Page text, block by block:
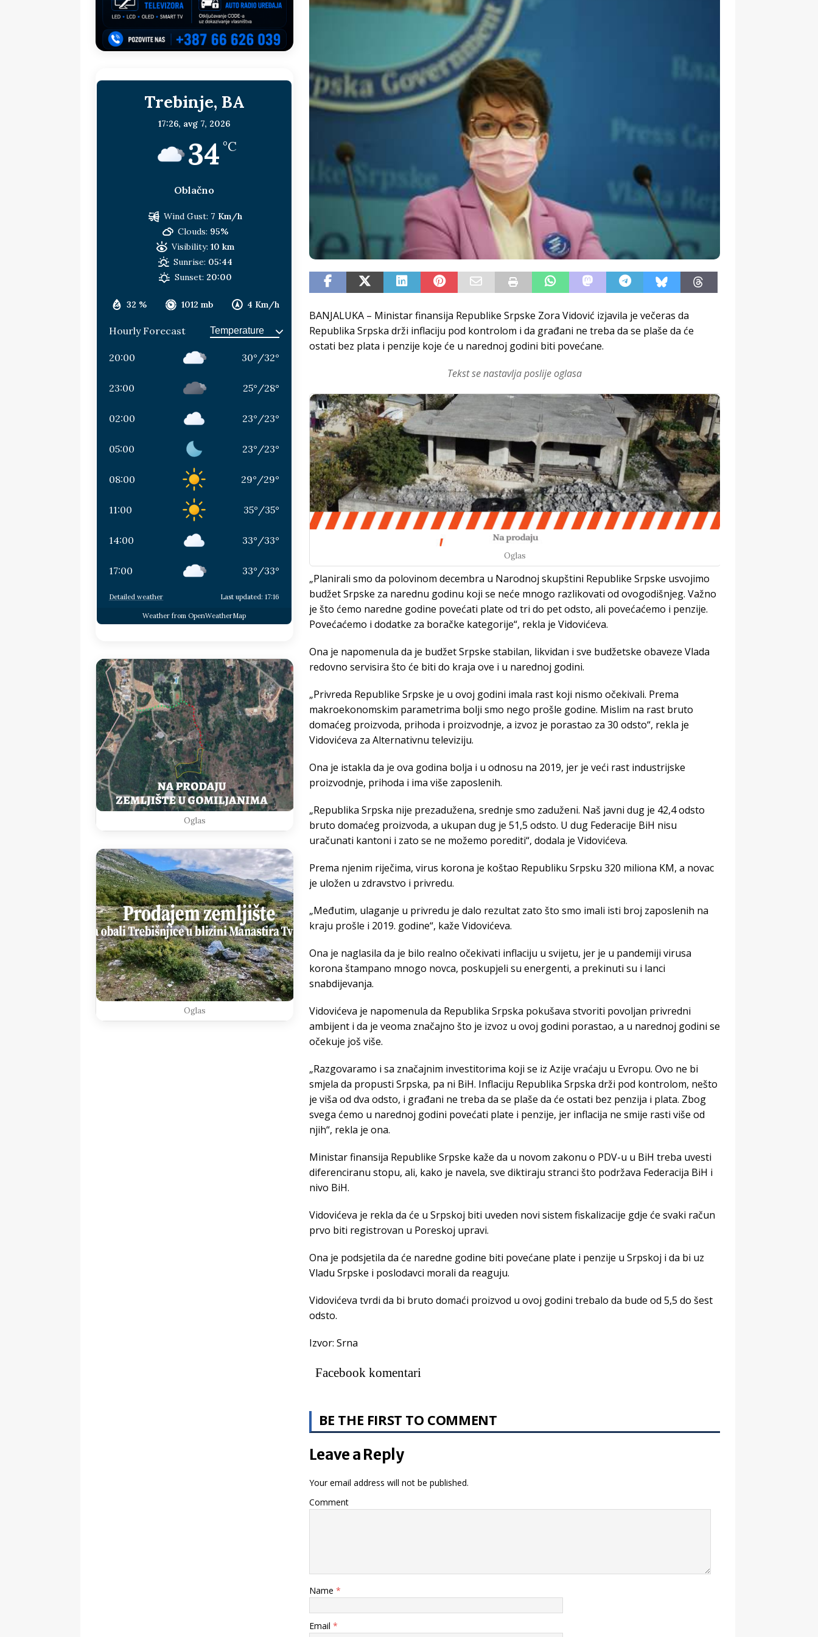
sljedeća meta!? BOSNA I HERCEGOVINA
[ 14. jul 2026. ] Budimiru je jako žao!
LIČNI STAV
[ 11. jul 2026. ] Ako se povučemo i sve im prepustimo, ostaće nam samo siledžije i tišina BOSNA I
HERCEGOVINA
[ 9. jul 2026. ] RTRS-u blokirani svi računi
[ 30. jul 2026. ] Uhapšen bivši gradonačelnik Splita, Željko Kerum
BANJALUKA – Ministar finansija Republike Srpske Zora Vidović izjavila je večeras da
Republika Srpska drži inflaciju pod kontrolom i da građani ne treba da se plaše da će
ostati bez plata i penzije koje će u narednoj godini biti povećane.
Tekst se nastavlja poslije oglasa
Oglas
„Planirali smo da polovinom decembra u Narodnoj skupštini Republike Srpske usvojimo
budžet Srpske za narednu godinu koji se neće mnogo razlikovati od ovogodišnjeg. Važno
je što ćemo naredne godine povećati plate od tri do pet odsto, ali povećaćemo i penzije.
Povećaćemo i dodatke za boračke kategorije“, rekla je Vidovićeva.
Ona je napomenula da je budžet Srpske stabilan, likvidan i sve budžetske obaveze Vlada
redovno servisira što će biti do kraja ove i u narednoj godini.
„Privreda Republike Srpske je u ovoj godini imala rast koji nismo očekivali. Prema
makroekonomskim parametrima bolji smo nego prošle godine. Mislim na rast bruto
domaćeg proizvoda, prihoda i proizvodnje, a izvoz je porastao za 30 odsto“, rekla je
Vidovićeva za Alternativnu televiziju.
Ona je istakla da je ova godina bolja i u odnosu na 2019, jer je veći rast industrijske
proizvodnje, prihoda i ima više zaposlenih.
„Republika Srpska nije prezadužena, srednje smo zaduženi. Naš javni dug je 42,4 odsto
bruto domaćeg proizvoda, a ukupan dug je 51,5 odsto. U dug Federacije BiH nisu
uračunati kantoni i zato se ne možemo porediti“, dodala je Vidovićeva.
Prema njenim riječima, virus korona je koštao Republiku Srpsku 320 miliona KM, a novac
je uložen u zdravstvo i privredu.
„Međutim, ulaganje u privredu je dalo rezultat zato što smo imali isti broj zaposlenih na
kraju prošle i 2019. godine“, kaže Vidovićeva.
Ona je naglasila da je bilo realno očekivati inflaciju u svijetu, jer je u pandemiji virusa
korona štampano mnogo novca, poskupjeli su energenti, a prekinuti su i lanci
snabdijevanja.
Vidovićeva je napomenula da Republika Srpska pokušava stvoriti povoljan privredni
ambijent i da je veoma značajno što je izvoz u ovoj godini porastao, a u narednoj godini se
očekuje još više.
„Razgovaramo i sa značajnim investitorima koji se iz Azije vraćaju u Evropu. Ovo ne bi
smjela da propusti Srpska, pa ni BiH. Inflaciju Republika Srpska drži pod kontrolom, nešto
je viša od dva odsto, i građani ne treba da se plaše da će ostati bez penzija i plata. Zbog
svega ćemo u narednoj godini povećati plate i penzije, jer inflacija ne smije rasti više od
njih“, rekla je ona.
Ministar finansija Republike Srpske kaže da u novom zakonu o PDV-u u BiH treba uvesti
diferenciranu stopu, ali, kako je navela, sve diktiraju stranci što podržava Federacija BiH i
nivo BiH.
Vidovićeva je rekla da će u Srpskoj biti uveden novi sistem fiskalizacije gdje će svaki račun
prvo biti registrovan u Poreskoj upravi.
Ona je podsjetila da će naredne godine biti povećane plate i penzije u Srpskoj i da bi uz
Vladu Srpske i poslodavci morali da reaguju.
Vidovićeva tvrdi da bi bruto domaći proizvod u ovoj godini trebalo da bude od 5,5 do šest
odsto.
Izvor: Srna
Facebook komentari
BE THE FIRST TO COMMENT
Leave a Reply
Your email address will not be published.
Comment
Name *
Email *
Trebinje, BA
17:26, avg 7, 2026
34 °C
Oblačno
32 % 1012 mb 4 Km/h
Wind Gust: 7 Km/h
Clouds: 95%
Visibility: 10 km
Sunrise: 05:44
Sunset: 20:00
Hourly Forecast
20:00 30° /32°
23:00 25° /28°
02:00 23° /23°
05:00 23° /23°
08:00 29° /29°
11:00 35° /35°
14:00 33° /33°
17:00 33° /33°
Detailed weather Last updated: 17:16
Weather from OpenWeatherMap
Oglas
Oglas